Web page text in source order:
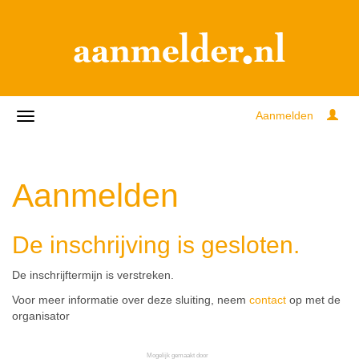
Aanmelden
Aanmelden
De inschrijving is gesloten.
De inschrijftermijn is verstreken.
Voor meer informatie over deze sluiting, neem contact op met de
organisator
Mogelijk gemaakt door